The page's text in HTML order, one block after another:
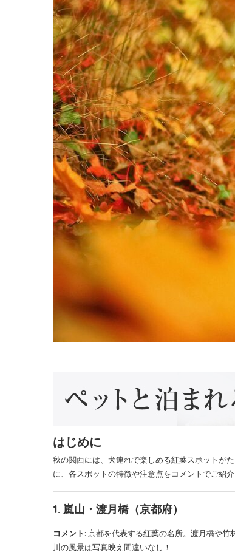
はじめに
秋の関西には、犬連れで楽しめる紅葉スポットが
に、各スポットの特徴や注意点をコメントでご紹介
1. 嵐山・渡月橋（京都府）
コメント: 京都を代表する紅葉の名所。渡月橋や
川の風景は写真映え間違いなし！